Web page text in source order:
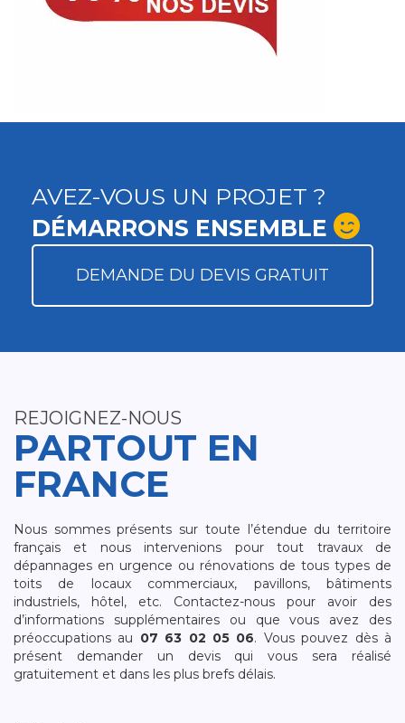
AVEZ-VOUS UN PROJET ?
DÉMARRONS ENSEMBLE
DEMANDE DU DEVIS GRATUIT
REJOIGNEZ-NOUS
PARTOUT EN
FRANCE
Nous sommes présents sur toute l’étendue du territoire
français et nous intervenions pour tout travaux de
dépannages en urgence ou rénovations de tous types de
toits de locaux commerciaux, pavillons, bâtiments
industriels, hôtel, etc. Contactez-nous pour avoir des
d’informations supplémentaires ou que vous avez des
préoccupations au 07 63 02 05 06. Vous pouvez dès à
présent demander un devis qui vous sera réalisé
gratuitement et dans les plus brefs délais.